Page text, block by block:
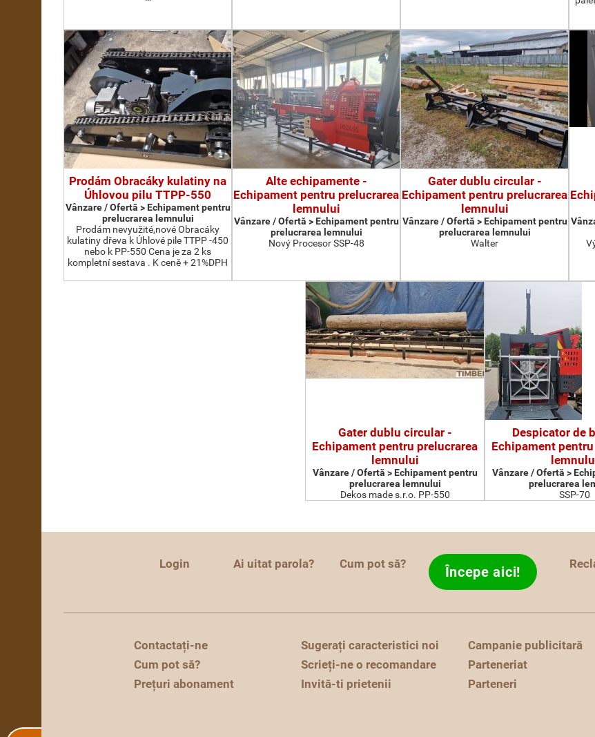
Prodám Obracáky kulatiny na
Úhlovou pilu TTPP-550
Vânzare / Ofertă > Echipament pentru
prelucrarea lemnului
Prodám nevyužité,nové Obracáky
kulatiny dřeva k Úhlové pile TTPP -450
nebo k PP-550 Cena je za 2 ks
kompletní sestava . K ceně + 21%DPH
Alte echipamente -
Echipament pentru prelucrarea
lemnului
Vânzare / Ofertă > Echipament pentru
prelucrarea lemnului
Nový Procesor SSP-48
Gater dublu circular -
Echipament pentru prelucrarea
lemnului
Vânzare / Ofertă > Echipament pentru
prelucrarea lemnului
Walter
Gater dublu circular -
Echipament pentru prelucrarea
lemnului
Vânzare / Ofertă > Echipament pentru
prelucrarea lemnului
Dekos made s.r.o. PP-550
Despicator de
Echipament
Vânzare / Ofertă >
prelucrarea
SSP-70
Login Ai uitat parola? Cum pot să? Începe aici!
Contactați-ne
Cum pot să?
Prețuri abonament
Sugerați caracteristici noi
Scrieți-ne o recomandare
Invită-ti prietenii
Campanie publicitară
Parteneriat
Parteneri